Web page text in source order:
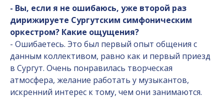
- Вы, если я не ошибаюсь, уже второй раз
дирижируете Сургутским симфоническим
оркестром? Какие ощущения?
- Ошибаетесь. Это был первый опыт общения с
данным коллективом, равно как и первый приезд
в Сургут. Очень понравилась творческая
атмосфера, желание работать у музыкантов,
искренний интерес к тому, чем они занимаются.